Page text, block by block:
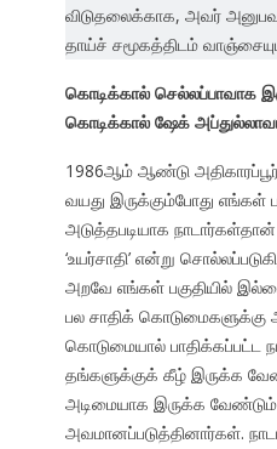
விடுதலைக்காக, அவர்
தாய்ச் சமூகத்திடம்
கொடிக்கால் செல்லப்பாவாக
கொடிக்கால் ஷேக்
1986ஆம் ஆண்டு
வயது இருக்கும்போது எங்கள்
அடுத்தபடியாக
‘உயர்சாதி’ என்று
அறவே எங்கள் பகுதியில்
பல சாதிக்
கொடுமையால் பாதிக்கப்பட்ட
தங்களுக்குக் கீழ் இருக்க
அடிமையாக இருக்க
அவமானப்படுத்தினார்கள்.